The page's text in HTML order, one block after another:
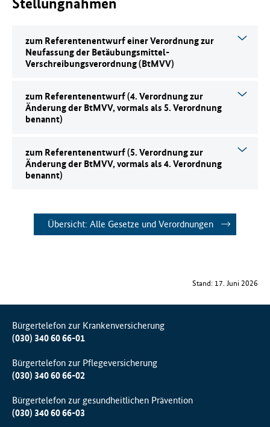
zum Referentenentwurf einer Verordnung zur
Neufassung der Betäubungsmittel-
Verschreibungsverordnung (BtMVV)
zum Referentenentwurf (4. Verordnung zur
Änderung der BtMVV, vormals als 5. Verordnung
benannt)
zum Referentenentwurf (5. Verordnung zur
Änderung der BtMVV, vormals als 4. Verordnung
benannt)
Übersicht: Alle Gesetze und Verordnungen
Stand: 17. Juni 2026
Bürgertelefon zur Krankenversicherung
(030) 340 60 66-01
Bürgertelefon zur Pflegeversicherung
(030) 340 60 66-02
Bürgertelefon zur gesundheitlichen Prävention
(030) 340 60 66-03